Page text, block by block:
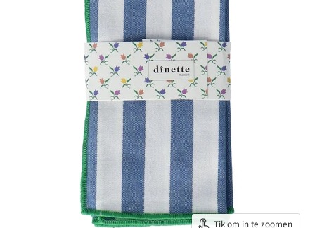
Tik om in te zoomen